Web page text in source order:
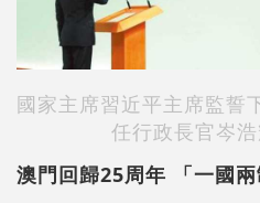
國家主席習近平主席監誓
任行政長官岑浩
澳門回歸25周年 「一國